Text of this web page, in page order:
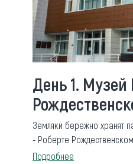
День 1. Музей
Земляки бережно хранят
- Роберте Рождественском.
Подробнее